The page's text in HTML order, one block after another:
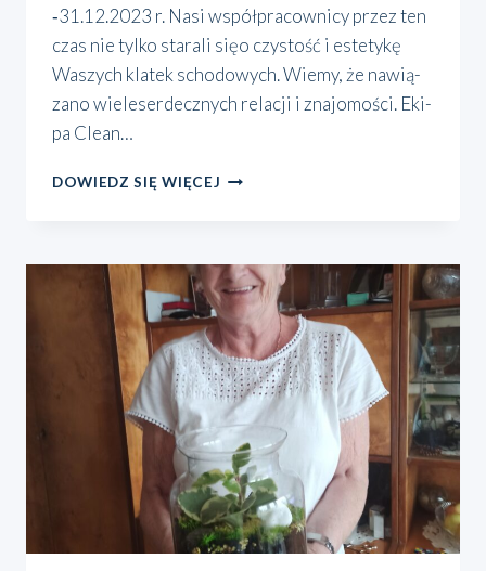
‑31.12.2023 r. Nasi współ­pra­cow­ni­cy przez ten
czas nie tyl­ko sta­ra­li sięo czy­stość i este­ty­kę
Waszych kla­tek scho­do­wych. Wie­my, że nawią­
za­no wie­leser­decz­nych rela­cji i zna­jo­mo­ści. Eki­
pa Cle­an…
DOWIEDZ SIĘ WIĘCEJ KOMUNIKAT
REALIZACJI
USŁUGI
SPRZĄTANIA
KLATEK